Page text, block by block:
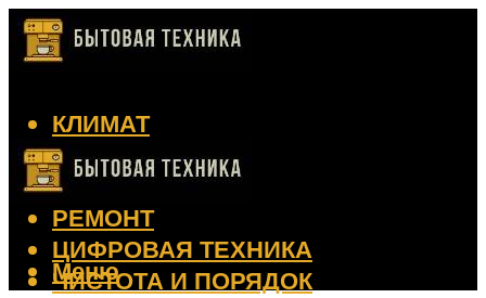
КЛИМАТ
КРАСОТА
КУХНЯ
РЕМОНТ
ЦИФРОВАЯ ТЕХНИКА
ЧИСТОТА И ПОРЯДОК
Меню